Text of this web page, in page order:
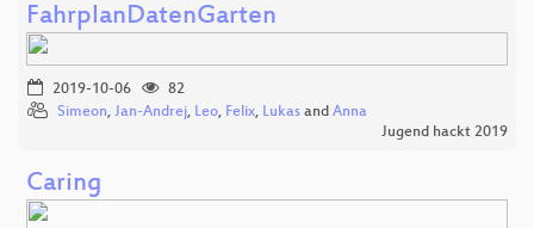
FahrplanDatenGarten
2019-10-06
82
Simeon, Jan-Andrej, Leo, Felix, Lukas and Anna
Jugend hackt 2019
Caring